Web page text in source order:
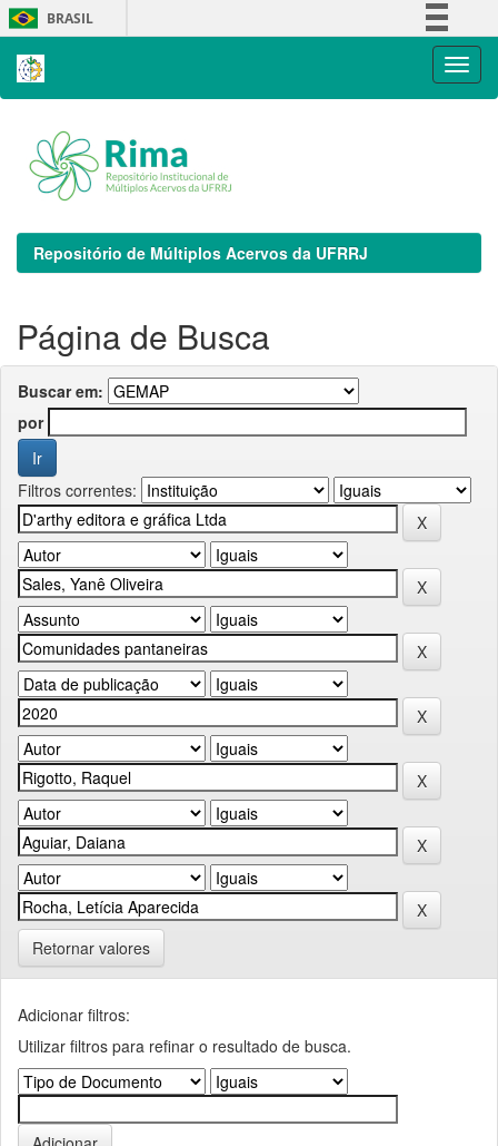
Skip
navigation
BRASIL
Repositório de Múltiplos Acervos da UFRRJ
Página de Busca
Buscar em:
por
Filtros correntes:
Retornar valores
Adicionar filtros:
Utilizar filtros para refinar o resultado de busca.